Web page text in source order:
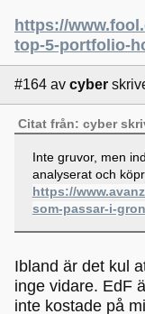
https://
top-5-portfolio-
#164 av cyber
Citat från: cyber
Inte gruvor, men
analyserat och
https://
som-passar-i-
Ibland är det kul
inge vidare. EdF
inte kostade på